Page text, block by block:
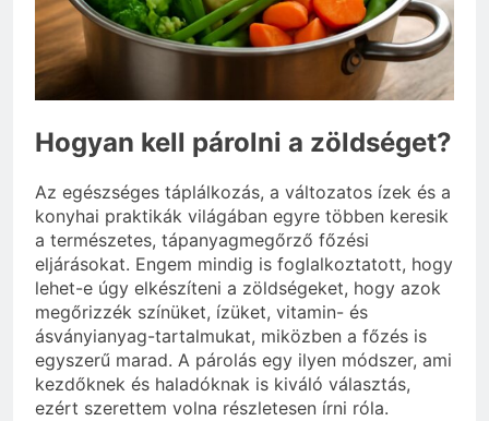
3 Nap Ezelőtt
Mennyi cement kell?
Hogyan kell párolni a zöldséget?
Az egészséges táplálkozás, a változatos ízek és a
konyhai praktikák világában egyre többen keresik
a természetes, tápanyagmegőrző főzési
eljárásokat. Engem mindig is foglalkoztatott, hogy
lehet-e úgy elkészíteni a zöldségeket, hogy azok
megőrizzék színüket, ízüket, vitamin- és
ásványianyag-tartalmukat, miközben a főzés is
egyszerű marad. A párolás egy ilyen módszer, ami
kezdőknek és haladóknak is kiváló választás,
ezért szerettem volna részletesen írni róla.